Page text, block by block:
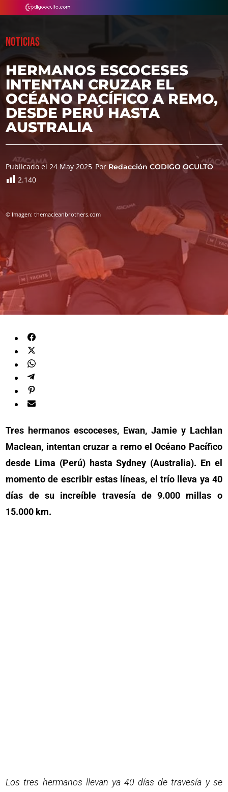
NOTICIAS
HERMANOS ESCOCESES
INTENTAN CRUZAR EL
OCÉANO PACÍFICO A REMO,
DESDE PERÚ HASTA
AUSTRALIA
Publicado el 24 May 2025 Por Redacción CODIGO OCULTO
2.140
© Imagen: themacleanbrothers.com
Tres hermanos escoceses, Ewan, Jamie y Lachlan
Maclean, intentan cruzar a remo el Océano Pacífico
desde Lima (Perú) hasta Sydney (Australia). En el
momento de escribir estas líneas, el trío lleva ya 40
días de su increíble travesía de 9.000 millas o
15.000 km.
Los tres hermanos llevan ya 40 días de travesía y se